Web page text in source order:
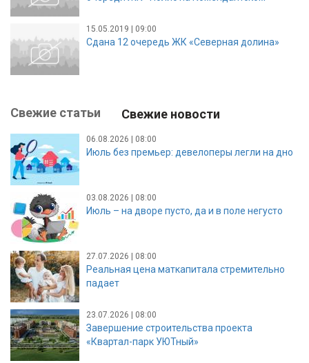
15.05.2019 | 09:00
Сдана 12 очередь ЖК «Северная долина»
Свежие статьи Свежие новости
06.08.2026 | 08:00
Июль без премьер: девелоперы легли на дно
03.08.2026 | 08:00
Июль – на дворе пусто, да и в поле негусто
27.07.2026 | 08:00
Реальная цена маткапитала стремительно
падает
23.07.2026 | 08:00
Завершение строительства проекта
«Квартал-парк УЮТный»